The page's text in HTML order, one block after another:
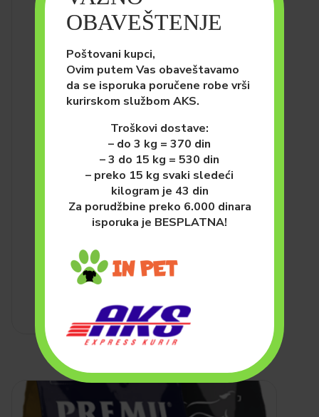
HRANA ZA PSE (SUVA)
Monge All Breeds Adult
Jagnjetina, Pirinač i Krompir
8,400.00 рсд
OBAVEŠTENJE
Poštovani kupci,
Ovim putem Vas obaveštavamo
da se isporuka poručene robe vrši
kurirskom službom AKS.
Troškovi dostave:
– do 3 kg = 370 din
– 3 do 15 kg = 530 din
– preko 15 kg svaki sledeći
kilogram je 43 din
Za porudžbine preko 6.000 dinara
isporuka je BESPLATNA!